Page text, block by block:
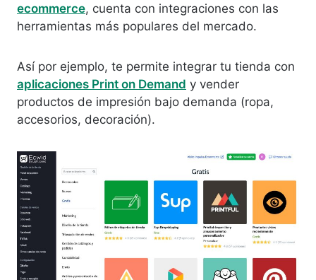
ecommerce, cuenta con integraciones con las
herramientas más populares del mercado.
Así por ejemplo, te permite integrar tu tienda con
aplicaciones Print on Demand y vender
productos de impresión bajo demanda (ropa,
accesorios, decoración).